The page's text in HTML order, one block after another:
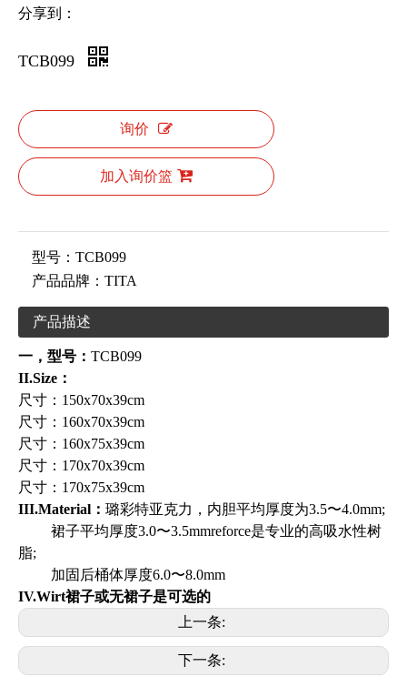
分享到：
TCB099
询价
加入询价篮
型号： TCB099
产品品牌： TITA
产品描述
一，型号： TCB099
II.Size：
尺寸：150x70x39cm
尺寸：160x70x39cm
尺寸：160x75x39cm
尺寸：170x70x39cm
尺寸：170x75x39cm
III.Material： 璐彩特亚克力，内胆平均厚度为3.5〜4.0mm;
裙子平均厚度3.0〜3.5mmreforce是专业的高吸水性树
脂;
加固后桶体厚度6.0〜8.0mm
IV.Wirt裙子或无裙子是可选的
上一条:
下一条: